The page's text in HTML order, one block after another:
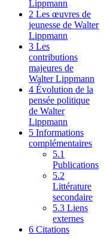
Lippmann
2 Les œuvres de
jeunesse de Walter
Lippmann
3 Les
contributions
majeures de
Walter Lippmann
4 Évolution de la
pensée politique
de Walter
Lippmann
5 Informations
complémentaires
5.1
Publications
5.2
Littérature
secondaire
5.3 Liens
externes
6 Citations